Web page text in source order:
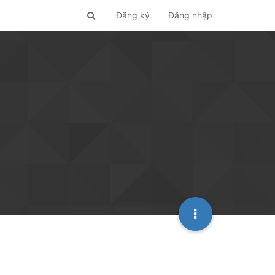
Đăng ký Đăng nhập